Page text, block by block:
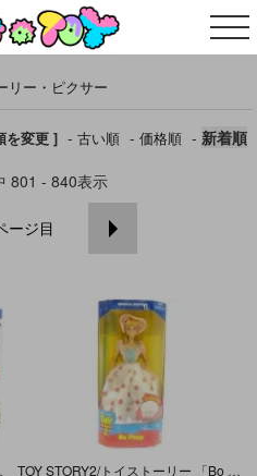
リー・ピクサー
を変更 ] - 古い順 - 価格順 - 新着順
801 - 840表示
ージ目